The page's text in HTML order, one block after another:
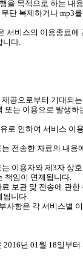
을 목적으로 하는 내
단 복제하거나 mp3
서비스의 이용종료에
니다.
공으로부터 기대되
또는 이용으로 발생하
로 인하여 서비스 이
전송한 자료의 내용
이용자와 제3자 상
책임이 면제됩니다.
보관 및 전송에 관한
됩니다.
사항은 각 서비스별
2016년 01월 18일부